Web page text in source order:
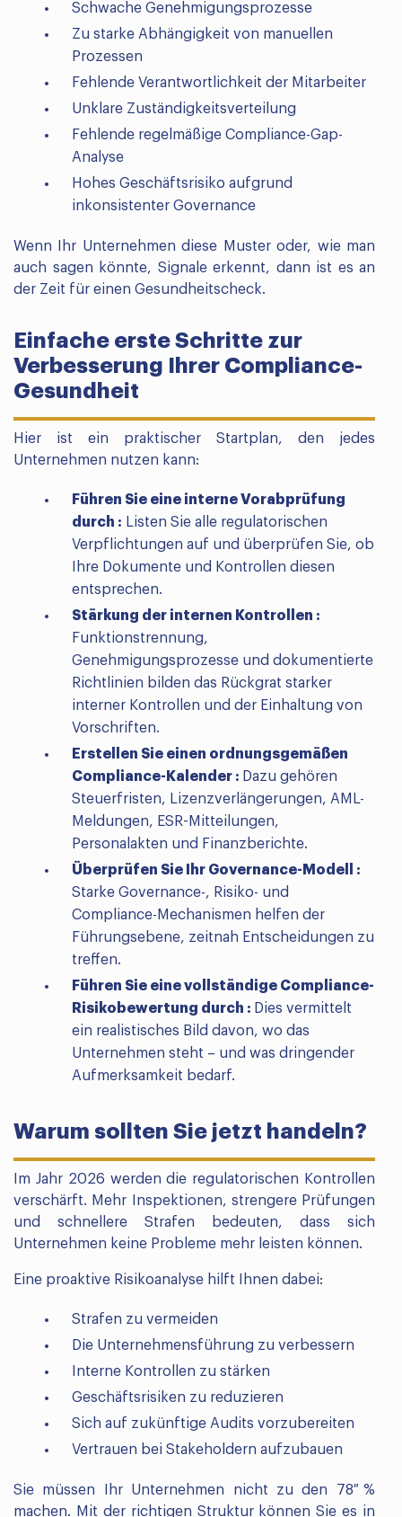
Schwache Genehmigungsprozesse
Zu starke Abhängigkeit von manuellen
Prozessen
Fehlende Verantwortlichkeit der Mitarbeiter
Unklare Zuständigkeitsverteilung
Fehlende regelmäßige Compliance-Gap-
Analyse
Hohes Geschäftsrisiko aufgrund
inkonsistenter Governance
Wenn Ihr Unternehmen diese Muster oder, wie man
auch sagen könnte, Signale erkennt, dann ist es an
der Zeit für einen Gesundheitscheck.
Einfache erste Schritte zur
Verbesserung Ihrer Compliance-
Gesundheit
Hier ist ein praktischer Startplan, den jedes
Unternehmen nutzen kann:
Führen Sie eine interne Vorabprüfung
durch : Listen Sie alle regulatorischen
Verpflichtungen auf und überprüfen Sie, ob
Ihre Dokumente und Kontrollen diesen
entsprechen.
Stärkung der internen Kontrollen :
Funktionstrennung,
Genehmigungsprozesse und dokumentierte
Richtlinien bilden das Rückgrat starker
interner Kontrollen und der Einhaltung von
Vorschriften.
Erstellen Sie einen ordnungsgemäßen
Compliance-Kalender : Dazu gehören
Steuerfristen, Lizenzverlängerungen, AML-
Meldungen, ESR-Mitteilungen,
Personalakten und Finanzberichte.
Überprüfen Sie Ihr Governance-Modell :
Starke Governance-, Risiko- und
Compliance-Mechanismen helfen der
Führungsebene, zeitnah Entscheidungen zu
treffen.
Führen Sie eine vollständige Compliance-
Risikobewertung durch : Dies vermittelt
ein realistisches Bild davon, wo das
Unternehmen steht – und was dringender
Aufmerksamkeit bedarf.
Warum sollten Sie jetzt handeln?
Im Jahr 2026 werden die regulatorischen Kontrollen
verschärft. Mehr Inspektionen, strengere Prüfungen
und schnellere Strafen bedeuten, dass sich
Unternehmen keine Probleme mehr leisten können.
Eine proaktive Risikoanalyse hilft Ihnen dabei:
Strafen zu vermeiden
Die Unternehmensführung zu verbessern
Interne Kontrollen zu stärken
Geschäftsrisiken zu reduzieren
Sich auf zukünftige Audits vorzubereiten
Vertrauen bei Stakeholdern aufzubauen
Sie müssen Ihr Unternehmen nicht zu den 78 %
machen. Mit der richtigen Struktur können Sie es in